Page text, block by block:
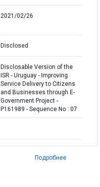
2021/02/26
Disclosed
Disclosable Version of the
ISR - Uruguay - Improving
Service Delivery to Citizens
and Businesses through E-
Government Project -
P161989 - Sequence No : 07
Подробнее